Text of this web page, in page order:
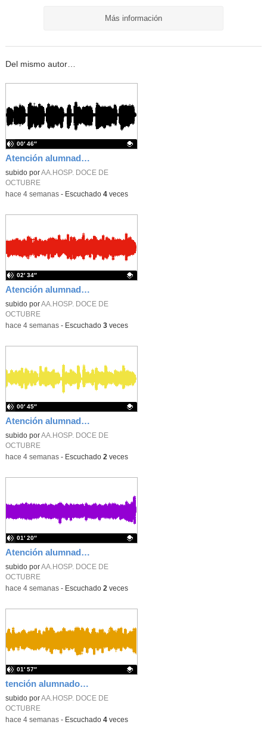
Más información
Del mismo autor…
Atención alumnado enfermo. SAED primaria. José Nesh-Nash García
Contenido educativo.
subido porAA.HOSP. DOCE DE
OCTUBRE
00′ 46″
-hace 4 semanas- Escuchado 4veces
Atención alumnado enfermo. Aula dentro del hospital. Sara Martín Fernández.
Contenido educativo.
subido porAA.HOSP. DOCE DE
OCTUBRE
02′ 34″
-hace 4 semanas- Escuchado 3veces
Atención alumnado enfermo. Aula dentro del hospital. Rosa María Poza Hervás
Contenido educativo.
subido porAA.HOSP. DOCE DE
OCTUBRE
00′ 45″
-hace 4 semanas- Escuchado 2veces
Atención alumnado enfermo. SAED secundaria. Charo Villamariz Cid.
Contenido educativo.
subido porAA.HOSP. DOCE DE
OCTUBRE
01′ 20″
-hace 4 semanas- Escuchado 2veces
tención alumnado enfermo. Hospitalización Psiquiátrica. María del Carmen Sanz Segura
Contenido educativo.
subido porAA.HOSP. DOCE DE
OCTUBRE
01′ 57″
-hace 4 semanas- Escuchado 4veces